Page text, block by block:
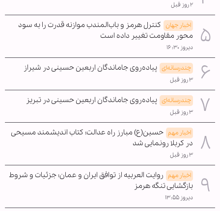
۲ روز قبل
اخبار جهان کنترل هرمز و باب‌المندب موازنه قدرت را به سود
محور مقاومت تغییر داده است
دیروز ۱۶:۳۰
چندرسانه‌ای پیاده‌روی جاماندگان اربعین حسینی در شیراز
۳ روز قبل
چندرسانه‌ای پیاده‌روی جاماندگان اربعین حسینی در تبریز
۳ روز قبل
اخبار مهم حسین(ع) مبارز راه عدالت؛ کتاب اندیشمند مسیحی
در کربلا رونمایی شد
۳ روز قبل
اخبار مهم روایت العربیه از توافق ایران و عمان؛ جزئیات و شروط
بازگشایی تنگه هرمز
دیروز ۱۳:۵۵